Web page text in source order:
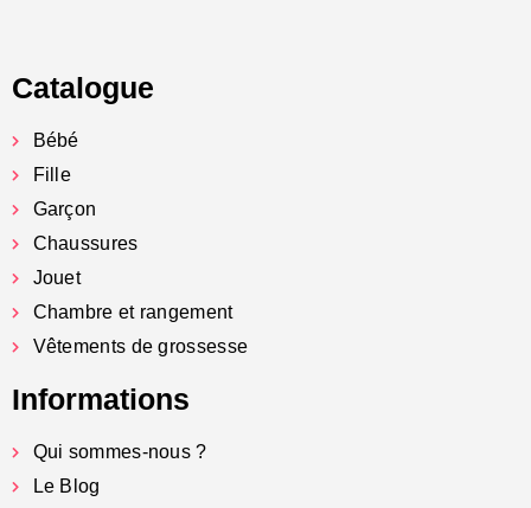
Catalogue
Bébé
Fille
Garçon
Chaussures
Jouet
Chambre et rangement
Vêtements de grossesse
Informations
Qui sommes-nous ?
Le Blog